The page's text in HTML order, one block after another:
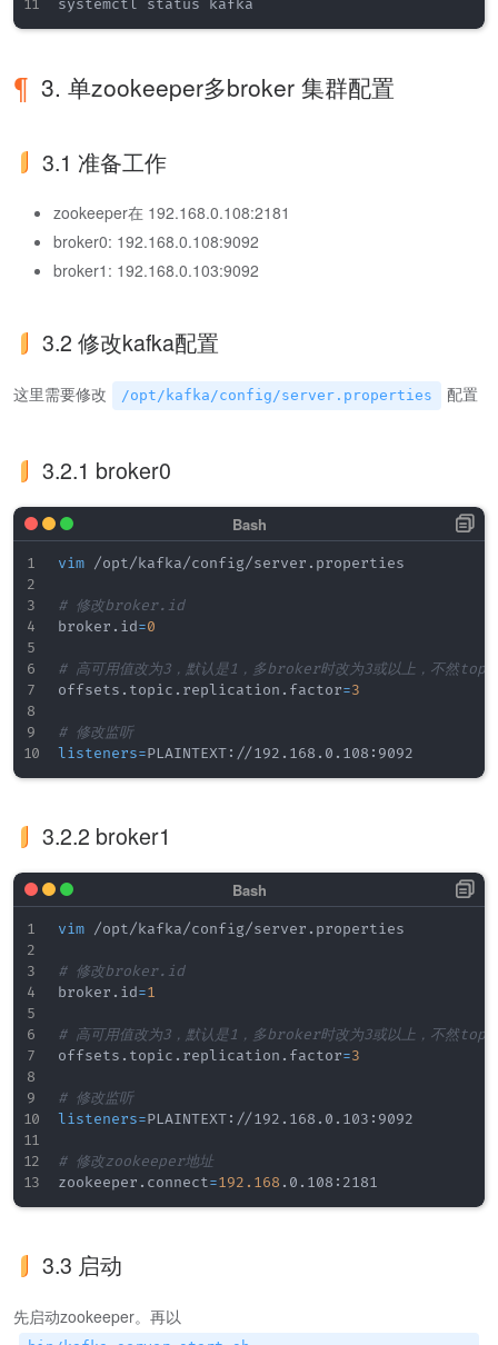
3. 单zookeeper多broker 集群配置
3.1 准备工作
zookeeper在 192.168.0.108:2181
broker0: 192.168.0.108:9092
broker1: 192.168.0.103:9092
3.2 修改kafka配置
这里需要修改 /opt/kafka/config/server.properties 配置
3.2.1 broker0
vim /opt/kafka/config/server.properties
# 修改broker.id
broker.id=0
# 高可用值改为3，默认是1，多broker时改为3或以上，不然
offsets.topic.replication.factor=3
# 修改监听
listeners=
3.2.2 broker1
vim /opt/kafka/config/server.properties
# 修改broker.id
broker.id=1
# 高可用值改为3，默认是1，多broker时改为3或以上，不然
offsets.topic.replication.factor=3
# 修改监听
listeners=PLAINTEXT://192.168.0.103:9092
# 修改zookeeper地址
zookeeper.connect=192.168
3.3 启动
先启动zookeeper。再以